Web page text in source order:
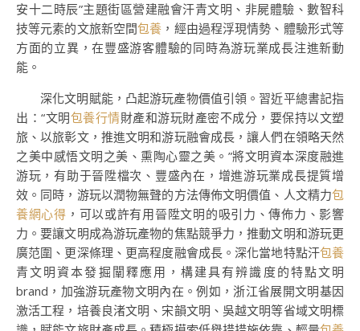
安十二時辰”主題街區營建融會汗青文明、非屍體驗、數智科
技等元素的文旅新空間包養 ，經由過程浮現情勢、體驗形式等
方面的立異，在豐盛游客體驗的同時為游玩業成長注進新動
能。
深化文明賦能，凸起游玩產物價值引領。習近平總書記指
出：“文明包養行情財產和游玩財產密不成分，要保持以文塑
旅、以旅彰文，推進文明和游玩融會成長，讓人們在領略天然
之美中感悟文明之美、熏陶心靈之美。”將文明資本深度融進
游玩，有助于晉陞檔次、豐盛內在，增進游玩業成長提質增
效。同時，游玩以潤物無聲的方法傳佈文明價值、人文精力包
養網心得 ，可以或許有用晉陞文明的吸引力、傳佈力、影響
力。要讓文明成為游玩產物的焦點競爭力，推動文明和游玩更
廣范圍、更深條理、更高程度融會成長。深化當地特點汗包養
青文明資本發掘闡釋應用，構建具有辨識度的特點文明
brand，加強游玩產物文明內在。例如，浙江省展開文明基因
激活工程，培養良渚文明、宋韻文明、吳越文明等省域文明標